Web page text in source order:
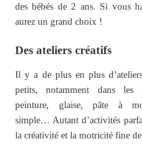
des bébés de 2 ans. Si vous
aurez un grand choix !
Des ateliers créatifs
Il y a de plus en plus
petits, notamment dans les
peinture, glaise, pâte à
simple… Autant d’activités
la créativité et la motricité fine